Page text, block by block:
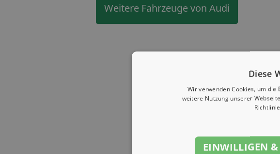
Weitere Fahrzeuge von Audi
Diese
Wir verwenden Cookies, um
weitere Nutzung unserer
EINWILLIGEN &